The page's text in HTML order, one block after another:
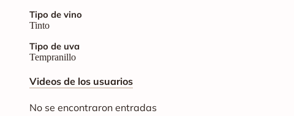
Tipo de vino
Tinto
Tipo de uva
Tempranillo
Videos de los usuarios
No se encontraron entradas